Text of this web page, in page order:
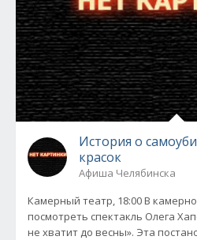
История о
красок
Афиша Челябинска
Камерный театр, 18:00 В
посмотреть спектакль Олега
не хватит до весны». Эта